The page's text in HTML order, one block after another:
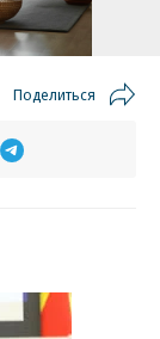
Поделиться